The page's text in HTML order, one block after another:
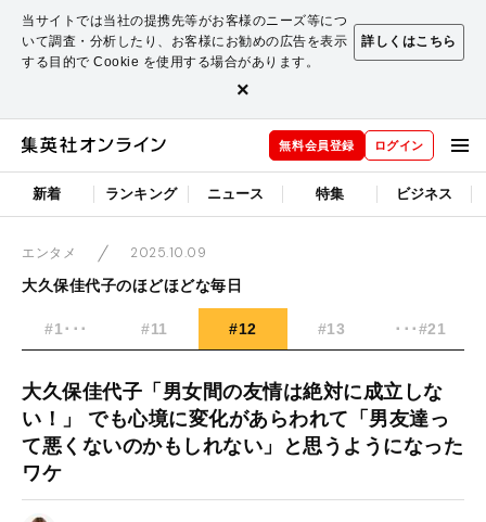
当サイトでは当社の提携先等がお客様のニーズ等につ
いて調査・分析したり、お客様にお勧めの広告を表示
する目的で Cookie を使用する場合があります。
詳しくはこちら
×
無料会員登録 ログイン
新着 ランキング ニュース 特集 ビジネス
エンタメ
2025.10.09
大久保佳代子のほどほどな毎日
#1･･･ #11 #12 #13 ･･･#21
大久保佳代子「男女間の友情は絶対に成立しな
い！」 でも心境に変化があらわれて「男友達っ
て悪くないのかもしれない」と思うようになった
ワケ